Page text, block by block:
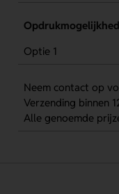
Optie 1
Neem contact op
Verzending binnen
Alle genoemde